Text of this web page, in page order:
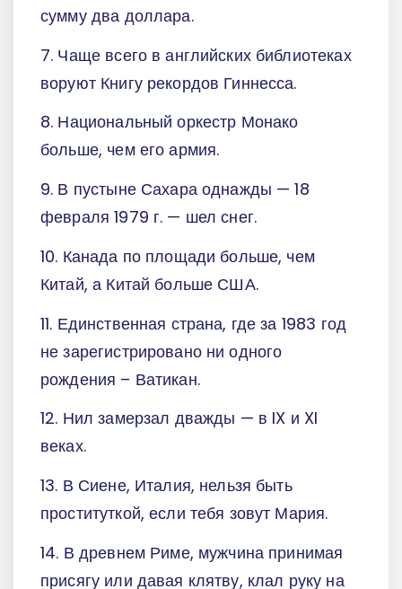
сумму два доллара.
7. Чаще всего в английских библиотеках
воруют Книгу рекордов Гиннесса.
8. Национальный оркестр Монако
больше, чем его армия.
9. В пустыне Сахара однажды — 18
февраля 1979 г. — шел снег.
10. Канада по площади больше, чем
Китай, а Китай больше США.
11. Единственная страна, где за 1983 год
не зарегистрировано ни одного
рождения – Ватикан.
12. Нил замерзал дважды — в IX и XI
веках.
13. В Сиене, Италия, нельзя быть
проституткой, если тебя зовут Мария.
14. В древнем Риме, мужчина принимая
присягу или давая клятву, клал руку на